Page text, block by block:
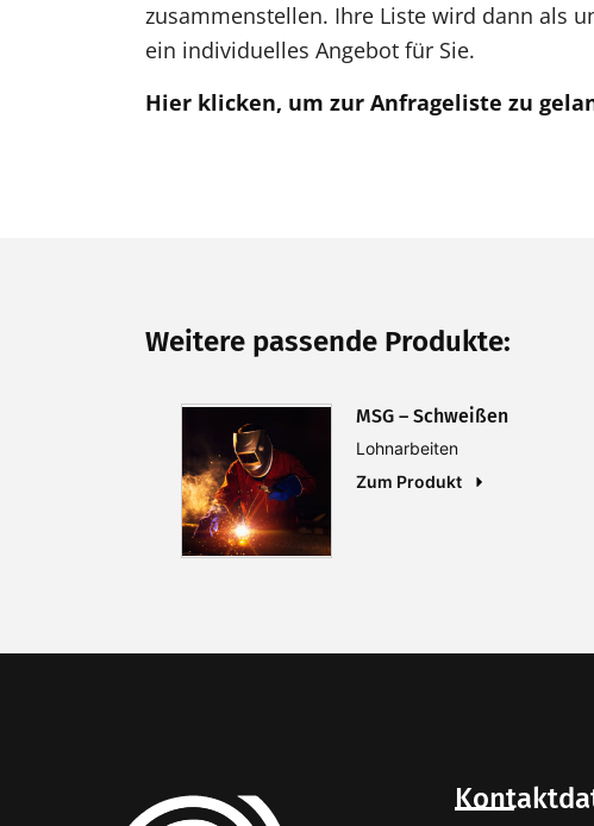
zusammenstellen. Ihre Liste wird dann als
ein individuelles Angebot für Sie.
Hier klicken, um zur Anfrageliste zu
Weitere passende Produkte:
MSG – Schweißen
Lohnarbeiten
Zum Produkt